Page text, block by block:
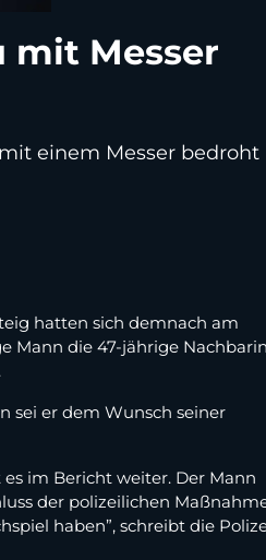
mit Messer
einem Messer bedroht
hatten sich demnach am
Mann die 47-jährige Nachbarin
sei er dem Wunsch seiner
im Bericht weiter. Der Mann
der polizeilichen
haben”, schreibt die